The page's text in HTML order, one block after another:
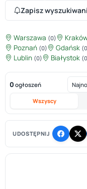
Zapisz
Warszawa (0)
Poznań (0) Gdańsk
Lublin (0) Białystok
0 ogłoszeń
Wszyscy
UDOSTĘPNIJ